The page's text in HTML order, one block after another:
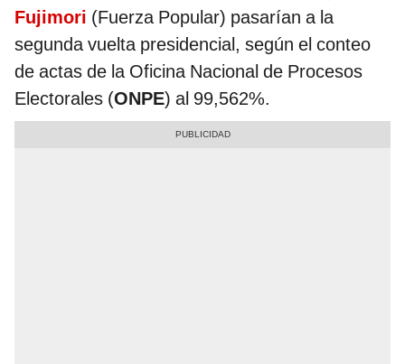
Fujimori (Fuerza Popular) pasarían a la
segunda vuelta presidencial, según el conteo
de actas de la Oficina Nacional de Procesos
Electorales (ONPE) al 99,562%.